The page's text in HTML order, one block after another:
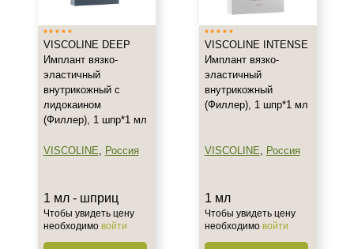
шприц
1 мл
Показать еще
Ингредиенты
Гиалуроновая кислота
Процедура
Интимная пластика
VISCOLINE DEEP
Имплант вязко-
эластичный
внутрикожный с
лидокаином
(Филлер), 1 шпр*1 мл
VISCOLINE, Россия
1 мл - шприц
Чтобы увидеть цену
необходимо войти
VISCOLINE INTENSE
Имплант вязко-
эластичный
внутрикожный
(Филлер), 1 шпр*1 мл
VISCOLINE, Россия
1 мл
Чтобы увидеть цену
необходимо войти